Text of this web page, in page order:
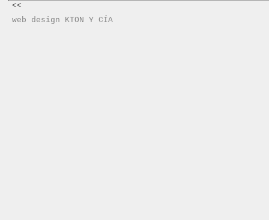
<<
web design KTON Y CÍA